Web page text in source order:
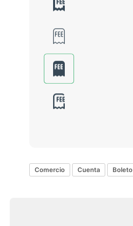
Comercio Cuenta Boleto